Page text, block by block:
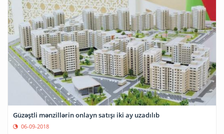
Güzəştli mənzillərin onlayn satışı iki ay uzadılıb
06-09-2018